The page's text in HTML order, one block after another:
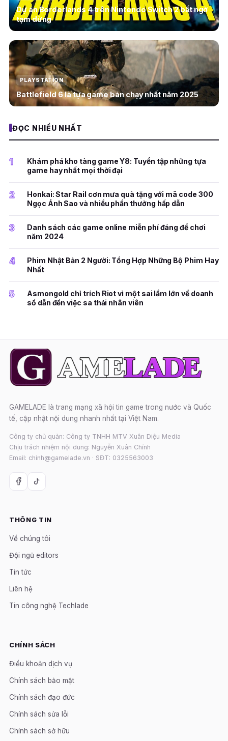
Dự án Borderlands 4 trên Nintendo Switch 2 bất ngờ
tạm dừng
PLAYSTATION
Battlefield 6 là tựa game bán chạy nhất năm 2025
ĐỌC NHIỀU NHẤT
1
Khám phá kho tàng game Y8: Tuyển tập những tựa
game hay nhất mọi thời đại
2
Honkai: Star Rail cơn mưa quà tặng với mã code 300
Ngọc Ánh Sao và nhiều phần thưởng hấp dẫn
3
Danh sách các game online miễn phí đáng để chơi
năm 2024
4
Phim Nhật Bản 2 Người: Tổng Hợp Những Bộ Phim Hay
Nhất
5
Asmongold chỉ trích Riot vì một sai lầm lớn về doanh
số dẫn đến việc sa thải nhân viên
GAMELADE là trang mạng xã hội tin game trong nước và Quốc
tế, cập nhật nội dung nhanh nhất tại Việt Nam.
Công ty chủ quản: Công ty TNHH MTV Xuân Diệu Media
Chịu trách nhiệm nội dung: Nguyễn Xuân Chính
Email: chinh@gamelade.vn · SĐT: 0325563003
THÔNG TIN
Về chúng tôi
Đội ngũ editors
Tin tức
Liên hệ
Tin công nghệ Techlade
CHÍNH SÁCH
Điều khoản dịch vụ
Chính sách bảo mật
Chính sách đạo đức
Chính sách sửa lỗi
Chính sách sở hữu